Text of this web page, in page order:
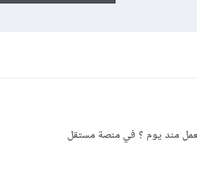
مند يوم ؟ في منصة مستقل